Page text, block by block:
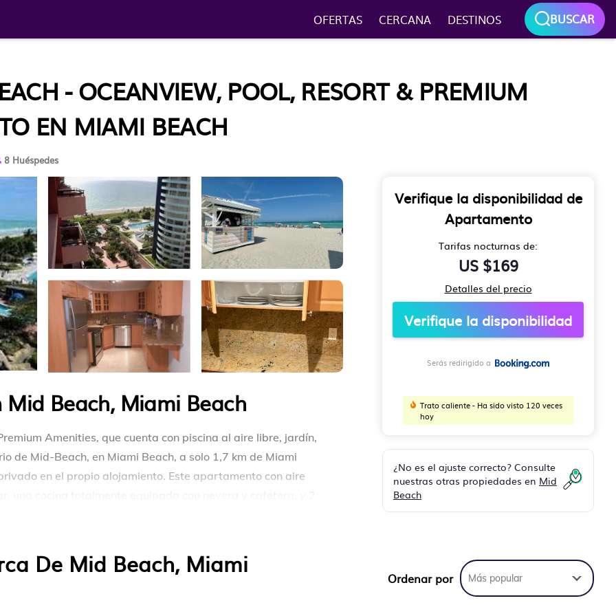
OFERTAS CERCANA DESTINOS BUSCAR
- OCEANVIEW, POOL, RESORT & PREMIUM
EN MIAMI BEACH
8 Huéspedes
Beach, Miami Beach
Amenities, que cuenta con piscina al aire libre, jardín,
de Mid-Beach, en Miami Beach, a solo 1,7 km de Miami
en el propio alojamiento. Este apartamento con aire
ropa de cama en el apartamento. En el apartamento, la
internacional de Miami) está a 18 km.
Amenities se encuentra en Miami Beach.
y viajeros. Tiene varias comodidades que garantizarían su
Verifique la disponibilidad de
Apartamento
Tarifas nocturnas de:
US $169
Detalles del precio
Verifique la disponibilidad
Serás redirigido a
Trato caliente - Ha sido visto 120 veces
hoy
¿No es el ajuste correcto? Consulte
nuestras otras propiedades en Mid
Beach
De Mid Beach, Miami
Ordenar por Más popular